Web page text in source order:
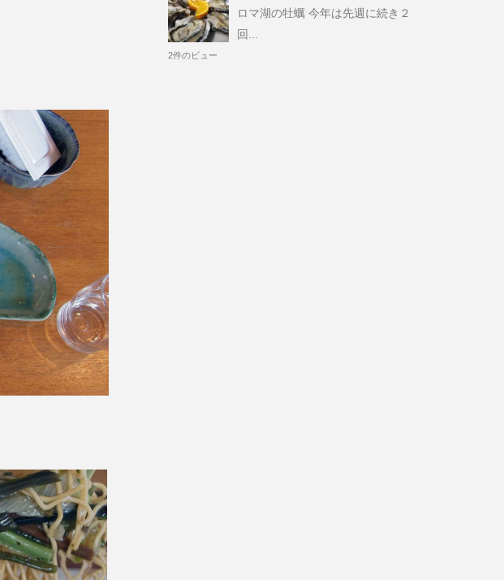
ロマ湖の牡蠣 今年は先週に続き２
回...
2件のビュー